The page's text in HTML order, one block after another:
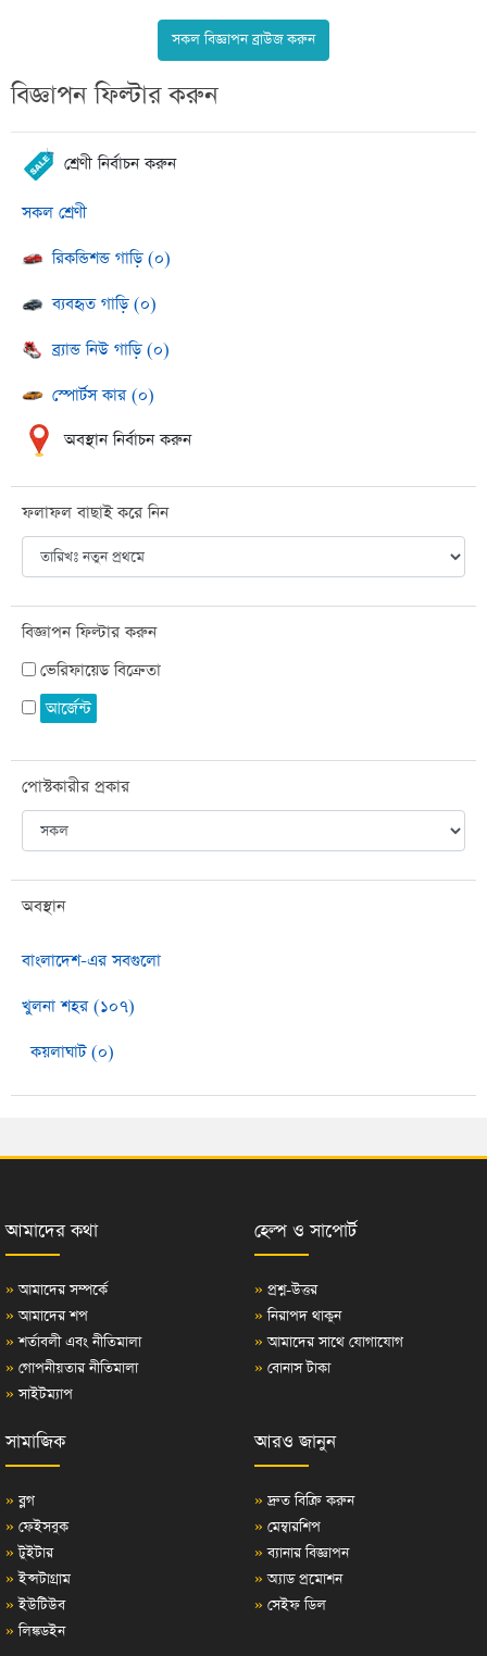
বিজ্ঞাপন ফিল্টার করুন
শ্রেণী নির্বাচন করুন
সকল শ্রেণী
রিকন্ডিশন্ড গাড়ি (০)
ব্যবহৃত গাড়ি (০)
ব্র্যান্ড নিউ গাড়ি (০)
স্পোর্টস কার (০)
অবস্থান নির্বাচন করুন
ফলাফল বাছাই করে নিন
বিজ্ঞাপন ফিল্টার করুন
ভেরিফায়েড বিক্রেতা
আর্জেন্ট
পোস্টকারীর প্রকার
অবস্থান
বাংলাদেশ-এর সবগুলো
খুলনা শহর (১০৭)
কয়লাঘাট (০)
সকল বিজ্ঞাপন ব্রাউজ করুন
আমাদের কথা
» আমাদের সম্পর্কে
» আমাদের শপ
» শর্তাবলী এবং নীতিমালা
» গোপনীয়তার নীতিমালা
» সাইটম্যাপ
হেল্প ও সাপোর্ট
» প্রশ্ন-উত্তর
» নিরাপদ থাকুন
» আমাদের সাথে যোগাযোগ
» বোনাস টাকা
সামাজিক
» ব্লগ
» ফেইসবুক
» টুইটার
» ইন্সটাগ্রাম
» ইউটিউব
» লিঙ্কডইন
আরও জানুন
» দ্রুত বিক্রি করুন
» মেম্বারশিপ
» ব্যানার বিজ্ঞাপন
» অ্যাড প্রমোশন
» সেইফ ডিল